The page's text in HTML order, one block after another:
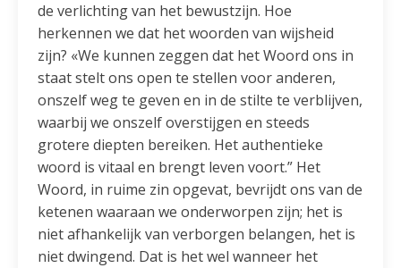
de verlichting van het bewustzijn. Hoe
herkennen we dat het woorden van wijsheid
zijn? «We kunnen zeggen dat het Woord ons in
staat stelt ons open te stellen voor anderen,
onszelf weg te geven en in de stilte te verblijven,
waarbij we onszelf overstijgen en steeds
grotere diepten bereiken. Het authentieke
woord is vitaal en brengt leven voort.” Het
Woord, in ruime zin opgevat, bevrijdt ons van de
ketenen waaraan we onderworpen zijn; het is
niet afhankelijk van verborgen belangen, het is
niet dwingend. Dat is het wel wanneer het